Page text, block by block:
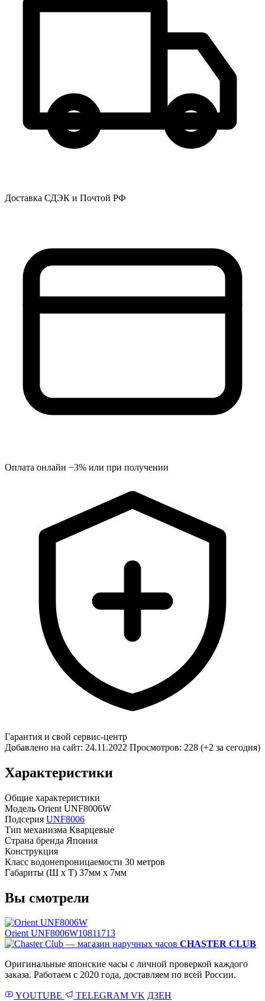
Доставка СДЭК и Почтой РФ
Оплата онлайн −3% или при получении
Гарантия и свой сервис-центр
Добавлено на сайт: 24.11.2022 Просмотров: 228 (+2 за сегодня)
Характеристики
Общие характеристики
Модель Orient UNF8006W
Подсерия UNF8006
Тип механизма Кварцевые
Страна бренда Япония
Конструкция
Класс водонепроницаемости 30 метров
Габариты (Ш x Т) 37мм x 7мм
Вы смотрели
Orient UNF8006W10811713
CHASTER CLUB
Оригинальные японские часы с личной проверкой каждого
заказа. Работаем с 2020 года, доставляем по всей России.
YOUTUBE TELEGRAM VK ДЗЕН